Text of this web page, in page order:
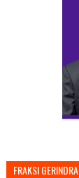
FRAKSI GERINDRA